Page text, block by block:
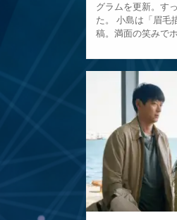
グラムを更新。す
た。 小島は「眉毛
稿。満面の笑みで